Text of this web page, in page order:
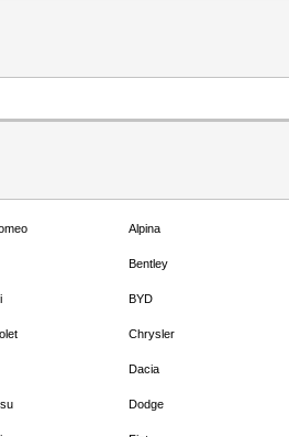
Alpina
Bentley
BYD
Chrysler
Dacia
Dodge